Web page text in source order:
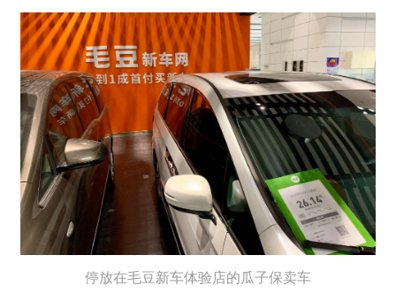
停放在毛豆新车体验店的瓜子保卖车